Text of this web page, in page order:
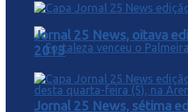
Jornal 25 News, oitava
2013
Jornal 25 News, sétima